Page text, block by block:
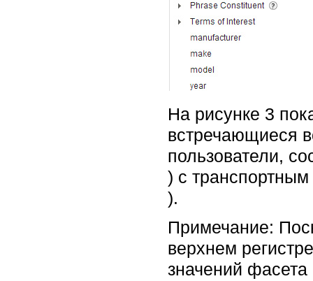
На рисунке 3
встречающиеся
пользователи,
) с
).
Примечание:
верхнем
значений